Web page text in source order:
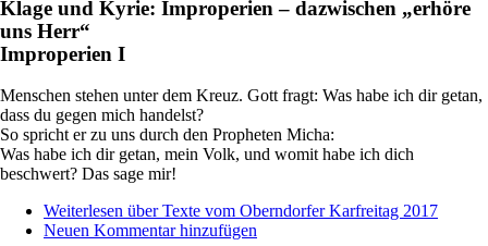
Klage und Kyrie: Improperien – dazwischen „erhöre
uns Herr“
Improperien I
Menschen stehen unter dem Kreuz. Gott fragt: Was habe ich dir getan,
dass du gegen mich handelst?
So spricht er zu uns durch den Propheten Micha:
Was habe ich dir getan, mein Volk, und womit habe ich dich
beschwert? Das sage mir!
Weiterlesen über Texte vom Oberndorfer Karfreitag 2017
Neuen Kommentar hinzufügen